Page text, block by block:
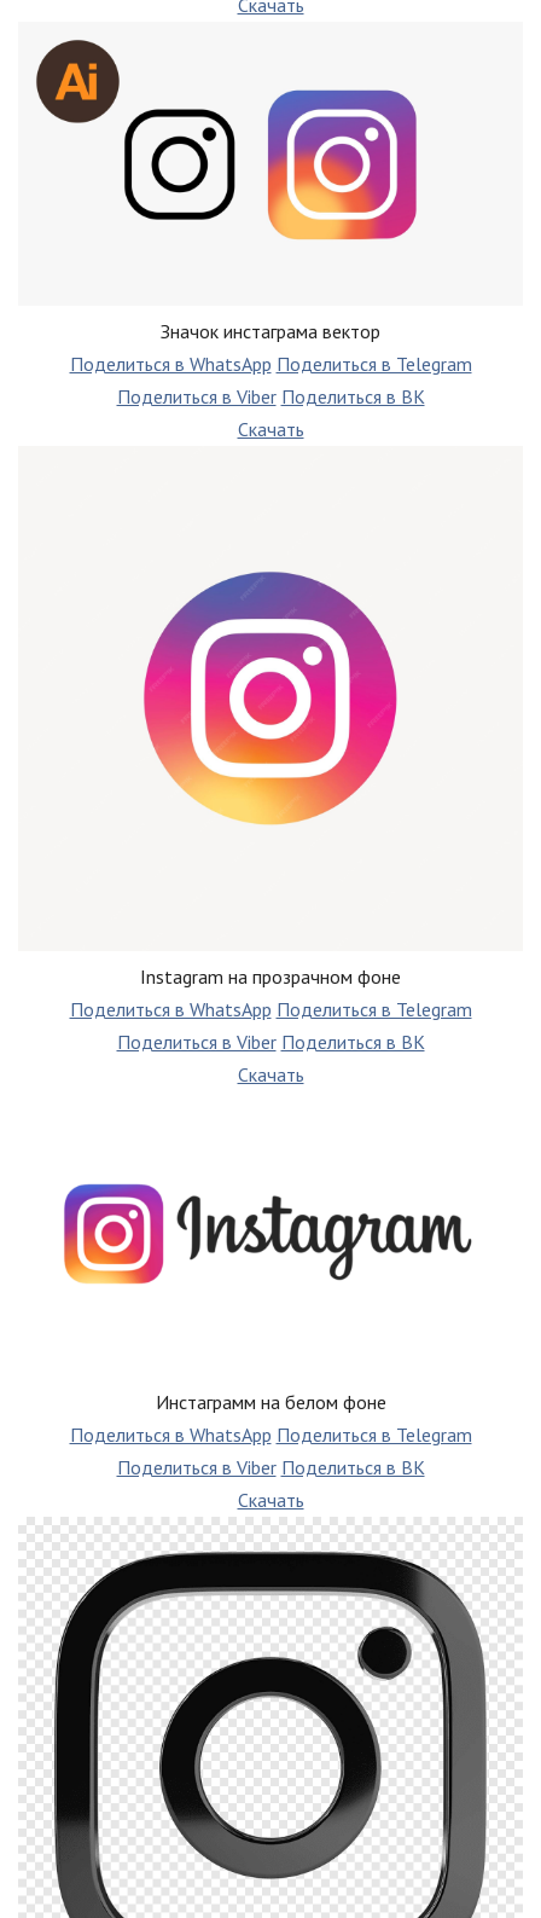
Значок инстаграма вектор
Поделиться в WhatsApp Поделиться в Telegram
Поделиться в Viber Поделиться в ВК
Скачать
Instagram на прозрачном фоне
Поделиться в WhatsApp Поделиться в Telegram
Поделиться в Viber Поделиться в ВК
Скачать
Инстаграмм на белом фоне
Поделиться в WhatsApp Поделиться в Telegram
Поделиться в Viber Поделиться в ВК
Скачать